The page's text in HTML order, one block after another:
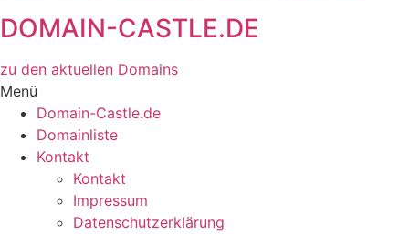
DOMAIN-CASTLE.DE
zu den aktuellen Domains​
Menü
Domain-Castle.de
Domainliste
Kontakt
Kontakt
Impressum
Datenschutzerklärung